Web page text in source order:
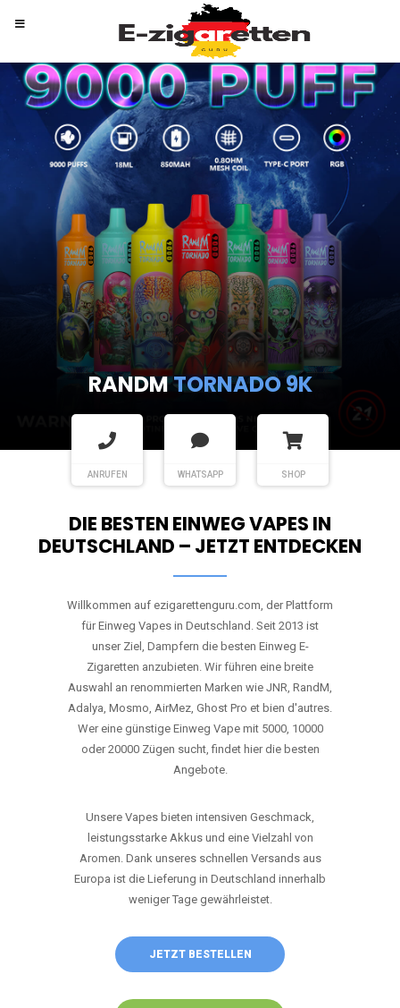
RANDMTORNADO 9K
ANRUFEN WHATSAPP SHOP
DIE BESTEN EINWEG VAPES IN
DEUTSCHLAND – JETZT ENTDECKEN
Willkommen auf ezigarettenguru.com, der Plattform
für Einweg Vapes in Deutschland. Seit 2013 ist
unser Ziel, Dampfern die besten Einweg E-
Zigaretten anzubieten. Wir führen eine breite
Auswahl an renommierten Marken wie JNR, RandM,
Adalya, Mosmo, AirMez, Ghost Pro et bien d'autres.
Wer eine günstige Einweg Vape mit 5000, 10000
oder 20000 Zügen sucht, findet hier die besten
Angebote.
Unsere Vapes bieten intensiven Geschmack,
leistungsstarke Akkus und eine Vielzahl von
Aromen. Dank unseres schnellen Versands aus
Europa ist die Lieferung in Deutschland innerhalb
weniger Tage gewährleistet.
JETZT BESTELLEN